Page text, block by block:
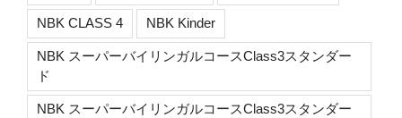
NBK CLASS 4 NBK Kinder
NBK スーパーバイリンガルコースClass3スタンダー
ド
NBK スーパーバイリンガルコースClass3スタンダー